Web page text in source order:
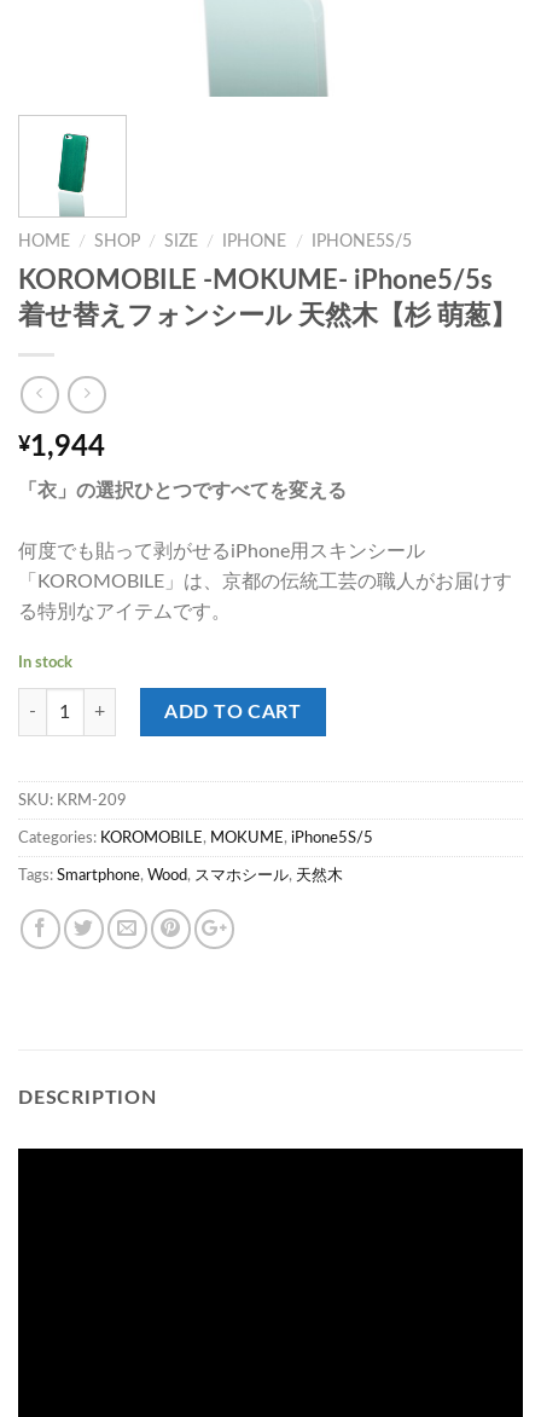
HOME / SHOP / SIZE / IPHONE / IPHONE5S/5
KOROMOBILE -MOKUME- iPhone5/5s
着せ替えフォンシール 天然木【杉 萌葱】
¥1,944
「衣」の選択ひとつですべてを変える
何度でも貼って剥がせるiPhone用スキンシール
「KOROMOBILE」は、京都の伝統工芸の職人がお届けす
る特別なアイテムです。
In stock
ADD TO CART
SKU: KRM-209
Categories: KOROMOBILE , MOKUME , iPhone5S/5
Tags: Smartphone, Wood, スマホシール, 天然木
DESCRIPTION